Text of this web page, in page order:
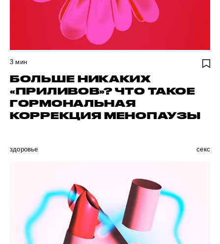
3 мин
БОЛЬШЕ НИКАКИХ
«ПРИЛИВОВ»? ЧТО ТАКОЕ
ГОРМОНАЛЬНАЯ
КОРРЕКЦИЯ МЕНОПАУЗЫ
здоровье секс